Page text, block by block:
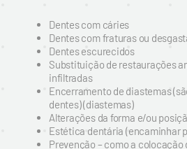
Dentes com cáries
Dentes com fraturas ou
Dentes escurecidos
Substituição de restaurações
infiltradas
Encerramento de diastemas
dentes) (diastemas)
Alterações da forma e/ou
Estética dentária (encaminhar
Prevenção – como a